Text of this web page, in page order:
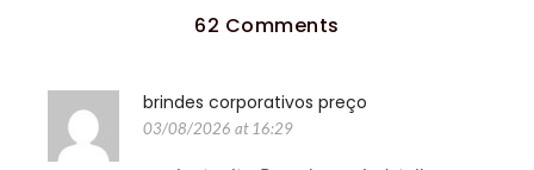
62 Comments
brindes corporativos preço
03/08/2026 at 16:29